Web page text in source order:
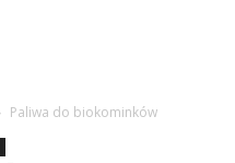
Paliwa do biokominków